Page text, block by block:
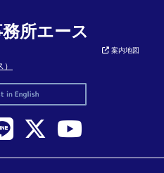
所エース
案内地図